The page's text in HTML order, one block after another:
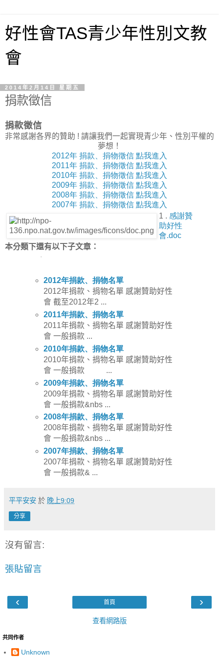
好性會TAS青少年性別文教
會
2014年2月14日 星期五
捐款徵信
捐款徵信
非常感謝各界的贊助 ! 請讓我們一起實現青少年、性別平權的
夢想！
2012年 捐款、捐物徵信 點我進入
2011年 捐款、捐物徵信 點我進入
2010年 捐款、捐物徵信 點我進入
2009年 捐款、捐物徵信 點我進入
2008年 捐款、捐物徵信 點我進入
2007年 捐款、捐物徵信 點我進入
1 . 感謝贊
助好性
會.doc
本分類下還有以下子文章：
·
2012年捐款、捐物名單
2012年捐款、捐物名單 感謝贊助好性
會 截至2012年2 ...
2011年捐款、捐物名單
2011年捐款、捐物名單 感謝贊助好性
會 一般捐款 ...
2010年捐款、捐物名單
2010年捐款、捐物名單 感謝贊助好性
會 一般捐款
...
2009年捐款、捐物名單
2009年捐款、捐物名單 感謝贊助好性
會 一般捐款&nbs ...
2008年捐款、捐物名單
2008年捐款、捐物名單 感謝贊助好性
會 一般捐款&nbs ...
2007年捐款、捐物名單
2007年捐款、捐物名單 感謝贊助好性
會 一般捐款& ...
平平安安 於 晚上9:09
分享
沒有留言:
張貼留言
‹ ›
首頁
查看網路版
共同作者
Unknown